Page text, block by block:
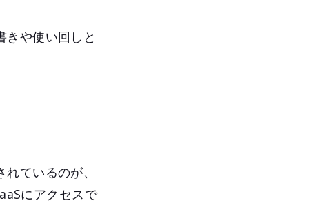
や使い回しと
ているのが、
にアクセスで